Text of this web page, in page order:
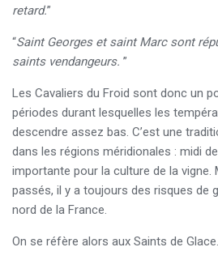
retard.”
“Saint Georges et saint Marc sont
saints vendangeurs. ”
Les Cavaliers du Froid sont donc un
périodes durant lesquelles les
descendre assez bas. C’est une
dans les régions méridionales : midi
importante pour la culture de la vigne.
passés, il y a toujours des risques de
nord de la France.
On se réfère alors aux Saints de Glace.